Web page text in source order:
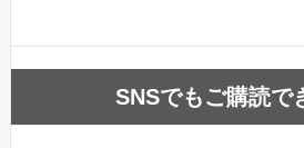
SNSでもご購読で